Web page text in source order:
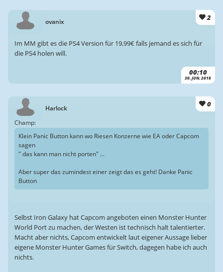
ovanix 2
00:10
30. JUN. 2018
Im MM gibt es die PS4 Version für 19,99€ falls jemand es sich für
die PS4 holen will.
Harlock 0
Champ:
Klein Panic Button kann wo Riesen Konzerne wie EA oder Capcom
sagen
" das kann man nicht porten" ...
Aber super das zumindest einer zeigt das es geht! Danke Panic
Button
Selbst Iron Galaxy hat Capcom angeboten einen Monster Hunter
World Port zu machen, der Westen ist technisch halt talentierter.
Macht aber nichts, Capcom entwickelt laut eigener Aussage lieber
eigene Monster Hunter Games für Switch, dagegen habe ich auch
nichts.